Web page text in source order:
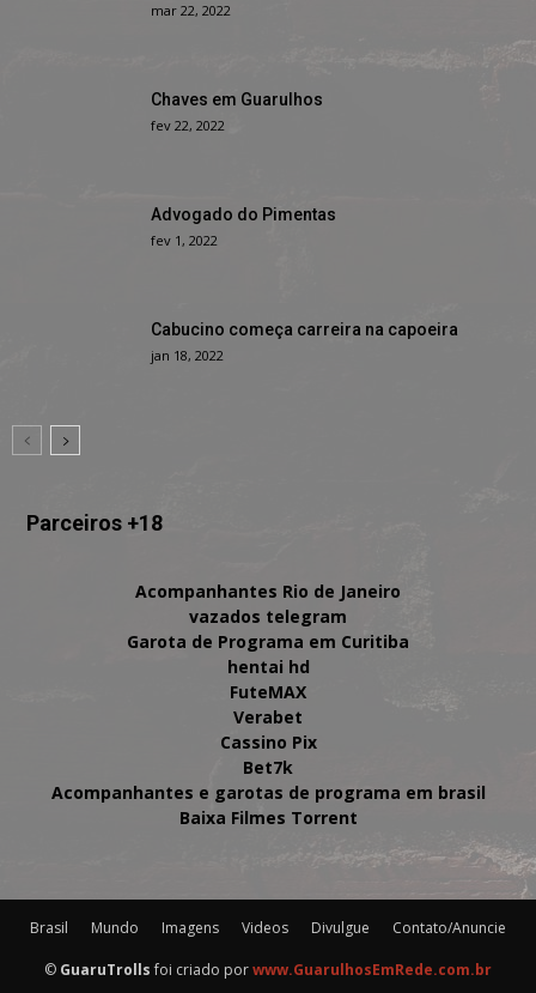
mar 22, 2022
Chaves em Guarulhos
fev 22, 2022
Advogado do Pimentas
fev 1, 2022
Cabucino começa carreira na capoeira
jan 18, 2022
Parceiros +18
Acompanhantes Rio de Janeiro
vazados telegram
Garota de Programa em Curitiba
hentai hd
FuteMAX
Verabet
Cassino Pix
Bet7k
Acompanhantes e garotas de programa em brasil
Baixa Filmes Torrent
Brasil Mundo Imagens Videos Divulgue Contato/Anuncie
© GuaruTrollsfoi criado porwww.GuarulhosEmRede.com.br